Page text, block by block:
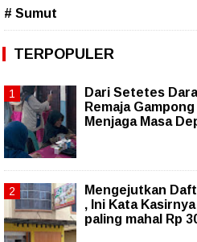
# Sumut
TERPOPULER
Dari Setetes
Remaja
Menjaga Masa
Mengejutkan
, Ini Kata
paling mahal Rp